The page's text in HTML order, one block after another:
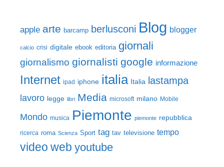
apple arte barcamp berlusconi Blog blogger
calcio crisi digitale ebook editoria giornali
giornalismo giornalisti google informazione
Internet ipad iphone italia Italia lastampa
lavoro legge libri Media microsoft milano Mobile
Mondo musica Piemonte piemonte repubblica
ricerca roma Scienza Sport tag tav televisione tempo
video web youtube